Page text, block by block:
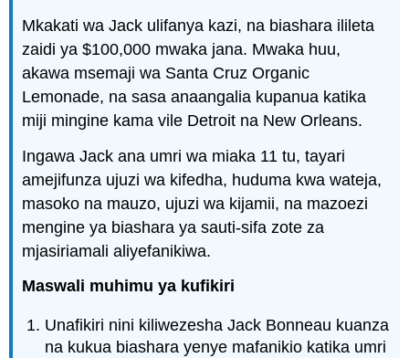
Mkakati wa Jack ulifanya kazi, na biashara ilileta
zaidi ya $100,000 mwaka jana. Mwaka huu,
akawa msemaji wa Santa Cruz Organic
Lemonade, na sasa anaangalia kupanua katika
miji mingine kama vile Detroit na New Orleans.
Ingawa Jack ana umri wa miaka 11 tu, tayari
amejifunza ujuzi wa kifedha, huduma kwa wateja,
masoko na mauzo, ujuzi wa kijamii, na mazoezi
mengine ya biashara ya sauti-sifa zote za
mjasiriamali aliyefanikiwa.
Maswali muhimu ya kufikiri
Unafikiri nini kiliwezesha Jack Bonneau kuanza
na kukua biashara yenye mafanikio katika umri